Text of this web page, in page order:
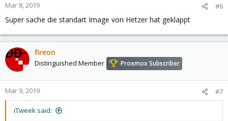
Mar 8, 2019 #6
Super sache die standart Image von Hetzer hat geklappt
fireon
Distinguished Member Proxmox Subscriber
Mar 9, 2019 #7
iTweek said: